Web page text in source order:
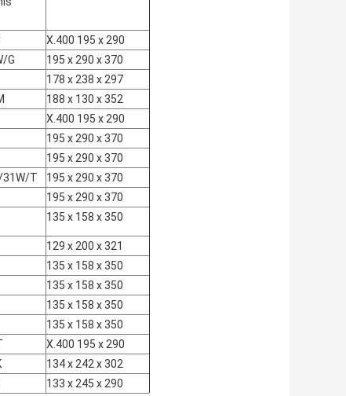
X.400 195 x 290
G
195 x 290 x 370
178 x 238 x 297
188 x 130 x 352
X.400 195 x 290
195 x 290 x 370
195 x 290 x 370
T
195 x 290 x 370
195 x 290 x 370
135 x 158 x 350
129 x 200 x 321
135 x 158 x 350
135 x 158 x 350
135 x 158 x 350
135 x 158 x 350
X.400 195 x 290
134 x 242 x 302
133 x 245 x 290